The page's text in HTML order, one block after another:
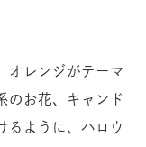
オレンジがテーマ
のお花、キャンド
るように、ハロウ